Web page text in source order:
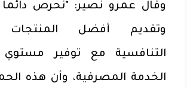
وقال عمرو نصير: "نحرص
وتقديم أفضل المنتجات
التنافسية مع توفير
الخدمة المصرفية، وأن هذه